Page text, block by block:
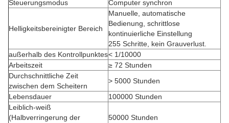
Steuerungsmodus
Computer synchron
Helligkeitsbereinigter Bereich
Manuelle, automatische
Bedienung, schrittlose
kontinuierliche Einstellung
255 Schritte, kein Grauverlust.
außerhalb des Kontrollpunktes< 1/10000
Arbeitszeit
≥ 72 Stunden
Durchschnittliche Zeit
zwischen dem Scheitern
> 5000 Stunden
Lebensdauer
100000 Stunden
Leiblich-weiß
(Halbverringerung der
50000 Stunden